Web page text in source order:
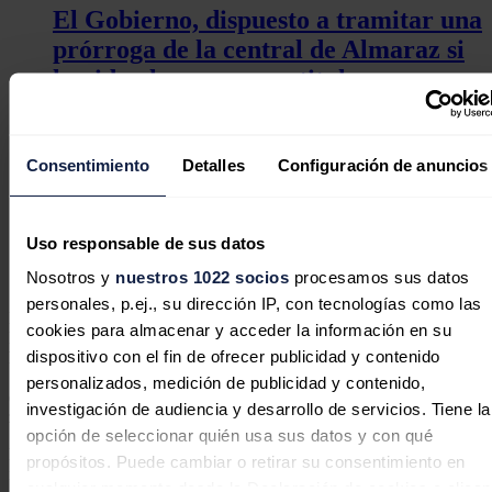
Consentimiento Detalles Configuración de anuncios
Uso responsable de sus datos
Nosotros y nuestros 1022 sociosprocesamos sus datos
personales, p.ej., su dirección IP, con tecnologías como las
cookies para almacenar y acceder la información en su
dispositivo con el fin de ofrecer publicidad y contenido
personalizados, medición de publicidad y contenido,
investigación de audiencia y desarrollo de servicios. Tiene la
opción de seleccionar quién usa sus datos y con qué
propósitos. Puede cambiar o retirar su consentimiento en
El Gobierno, dispuesto a tramitar una
prórroga de la central de Almaraz si
lo piden las empresas titulares
Gobierno dará la prórroga de
Almaraz si las eléctricas lo piden
Ha resaltado asimismo la apuesta de su Gobierno por una Estrategia
Energética que combine las renovables como la solar, la eólica y el
hidrógeno verde, junto a otras convencionales como la nuclear,
"para reforzar nuestro sistema eléctrico y ganar en soberanía
energética" y su papel fundamental para la reconstrucción de las
zonas afectadas por las riadas que causó la dana.
Mazón ha recordado que en la actualidad, la Comunidad Valenciana
importa más de un 40% de la energía que consume, una